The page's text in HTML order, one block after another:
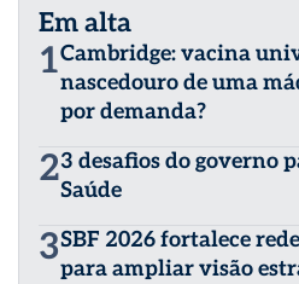
Em alta
1Cambridge: vacina
nascedouro de uma
por demanda?
23 desafios do governo
Saúde
3SBF 2026 fortalece
para ampliar visão